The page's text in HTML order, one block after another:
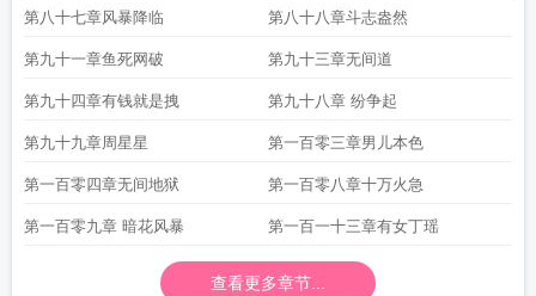
第八十七章风暴降临 第八十八章斗志盎然
第九十一章鱼死网破 第九十三章无间道
第九十四章有钱就是拽 第九十八章 纷争起
第九十九章周星星 第一百零三章男儿本色
第一百零四章无间地狱 第一百零八章十万火急
第一百零九章 暗花风暴 第一百一十三章有女丁瑶
查看更多章节...